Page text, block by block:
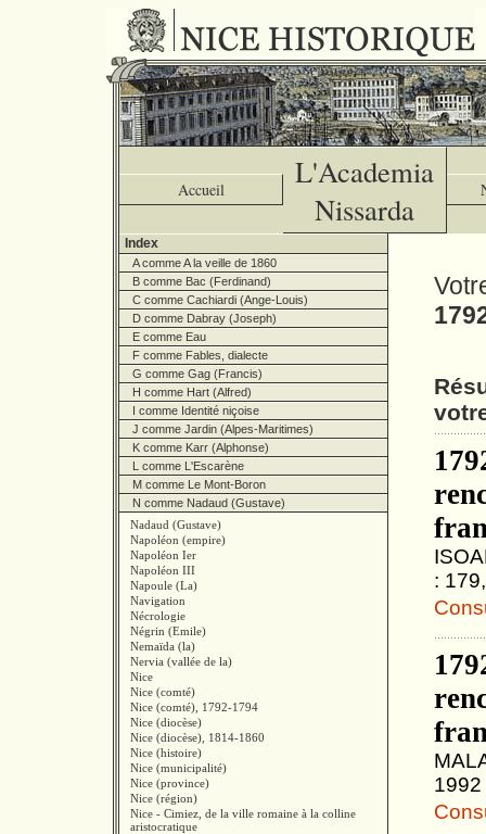
Accueil
L'Academia
Nissarda
Index
A comme A la veille de 1860
B comme Bac (Ferdinand)
C comme Cachiardi (Ange-Louis)
D comme Dabray (Joseph)
E comme Eau
F comme Fables, dialecte
G comme Gag (Francis)
H comme Hart (Alfred)
I comme Identité niçoise
J comme Jardin (Alpes-Maritimes)
K comme Karr (Alphonse)
L comme L'Escarène
M comme Le Mont-Boron
N comme Nadaud (Gustave)
Nadaud (Gustave)
Napoléon (empire)
Napoléon Ier
Napoléon III
Napoule (La)
Navigation
Nécrologie
Négrin (Emile)
Nemaïda (la)
Nervia (vallée de la)
Nice
Nice (comté)
Nice (comté), 1792-1794
Nice (diocèse)
Nice (diocèse), 1814-1860
Nice (histoire)
Nice (municipalité)
Nice (province)
Nice (région)
Nice - Cimiez, de la ville romaine à la colline
aristocratique
:
1992